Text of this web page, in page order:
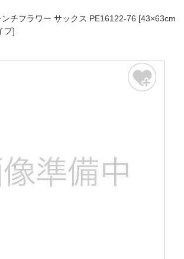
ンチフラワー サックス PE16122-76 [43×63cm
プ]